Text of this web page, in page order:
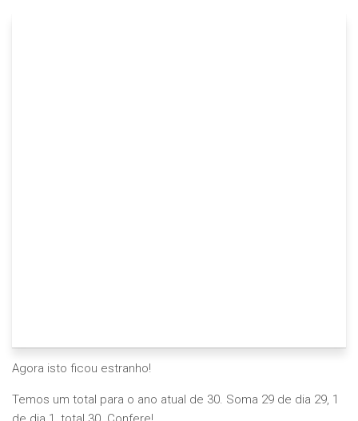
Agora isto ficou estranho!
Temos um total para o ano atual de 30. Soma 29 de dia 29, 1